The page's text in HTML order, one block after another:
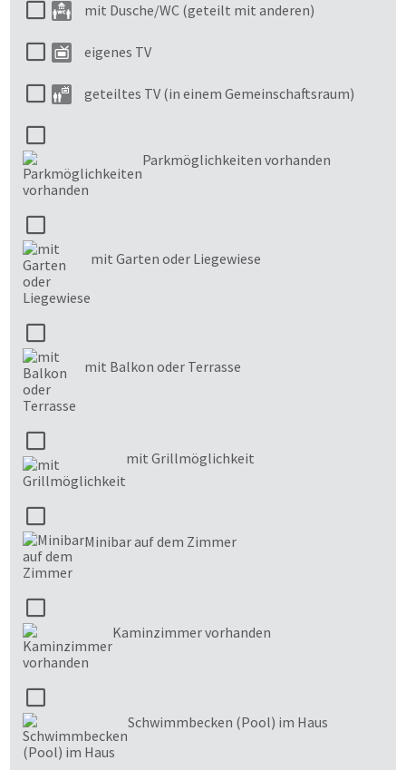
mit Dusche/WC (geteilt mit anderen)
eigenes TV
geteiltes TV (in einem Gemeinschaftsraum)
Parkmöglichkeiten vorhanden
mit Garten oder Liegewiese
mit Balkon oder Terrasse
mit Grillmöglichkeit
Minibar auf dem Zimmer
Kaminzimmer vorhanden
Schwimmbecken (Pool) im Haus